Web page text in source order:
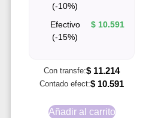
(-10%)
Efectivo
(-15%)
$ 10.591
Con transfe:$ 11.214
Contado efect:$ 10.591
Añadir al carrito